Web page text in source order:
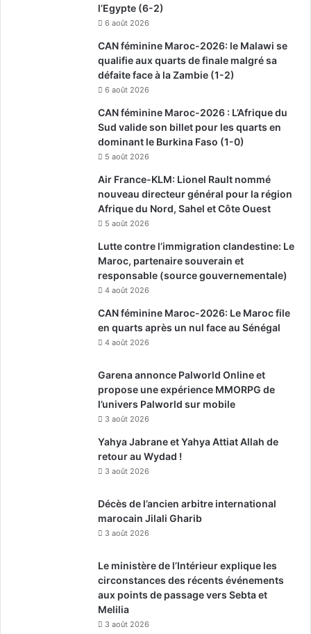
l’Egypte (6-2)
6 août 2026
CAN féminine Maroc-2026: le Malawi se
qualifie aux quarts de finale malgré sa
défaite face à la Zambie (1-2)
6 août 2026
CAN féminine Maroc-2026 : L’Afrique du
Sud valide son billet pour les quarts en
dominant le Burkina Faso (1-0)
5 août 2026
Air France-KLM: Lionel Rault nommé
nouveau directeur général pour la région
Afrique du Nord, Sahel et Côte Ouest
5 août 2026
Lutte contre l’immigration clandestine: Le
Maroc, partenaire souverain et
responsable (source gouvernementale)
4 août 2026
CAN féminine Maroc-2026: Le Maroc file
en quarts après un nul face au Sénégal
4 août 2026
Garena annonce Palworld Online et
propose une expérience MMORPG de
l’univers Palworld sur mobile
3 août 2026
Yahya Jabrane et Yahya Attiat Allah de
retour au Wydad !
3 août 2026
Décès de l’ancien arbitre international
marocain Jilali Gharib
3 août 2026
Le ministère de l’Intérieur explique les
circonstances des récents événements
aux points de passage vers Sebta et
Melilia
3 août 2026